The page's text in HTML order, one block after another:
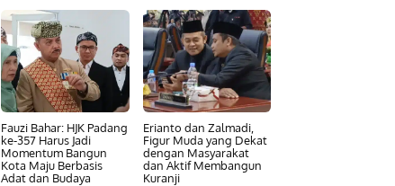
Fauzi Bahar: HJK Padang
ke-357 Harus Jadi
Momentum Bangun
Kota Maju Berbasis
Adat dan Budaya
Erianto dan Zalmadi,
Figur Muda yang Dekat
dengan Masyarakat
dan Aktif Membangun
Kuranji